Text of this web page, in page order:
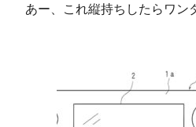
あー、これ縦持ちしたらワン